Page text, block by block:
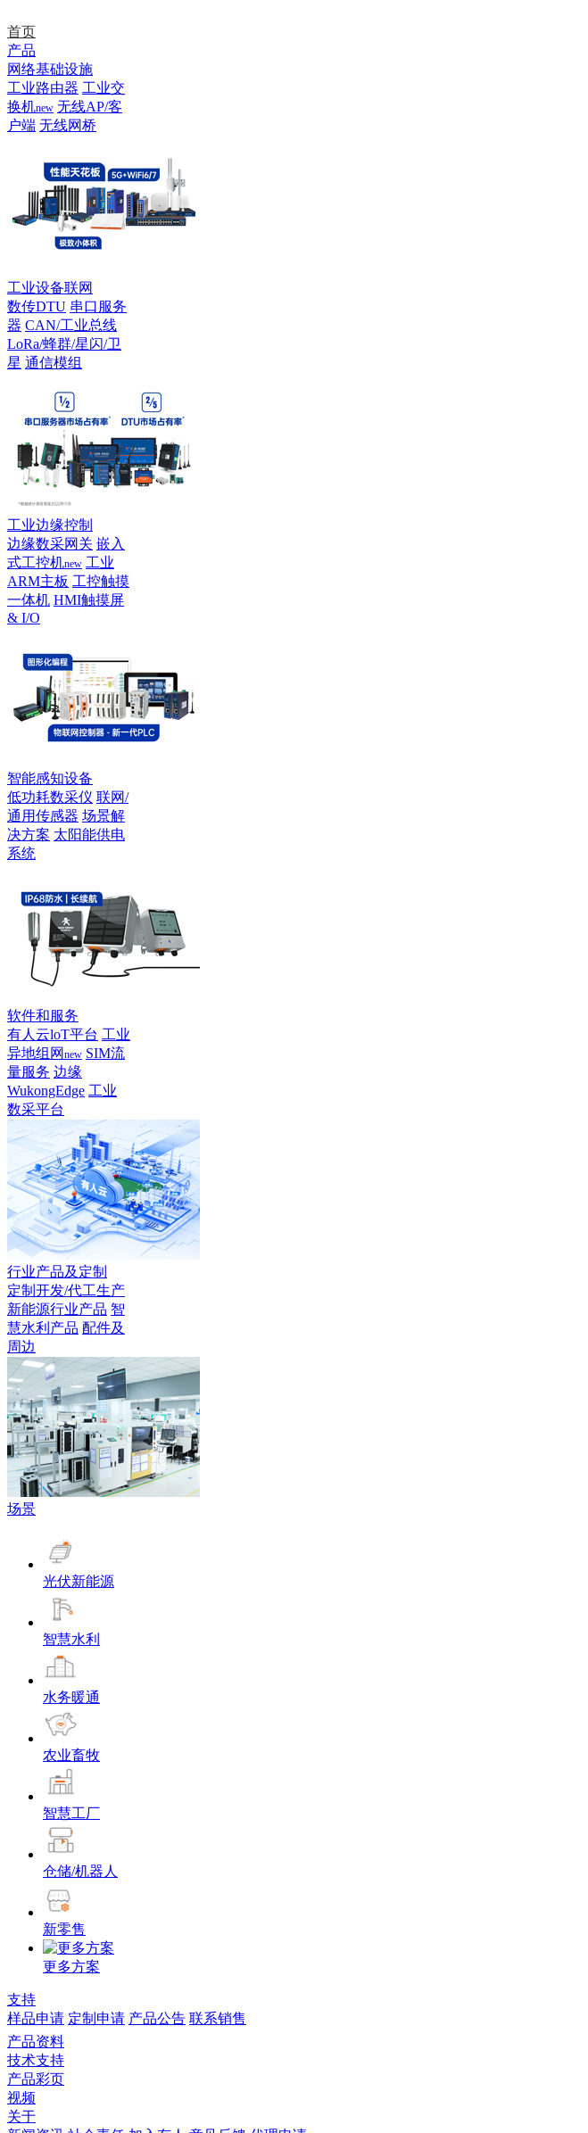
首页
产品
网络基础设施
工业路由器 工业交
换机new 无线AP/客
户端 无线网桥
工业设备联网
数传DTU 串口服务
器 CAN/工业总线
LoRa/蜂群/星闪/卫
星 通信模组
工业边缘控制
边缘数采网关 嵌入
式工控机new 工业
ARM主板 工控触摸
一体机 HMI触摸屏
& I/O
智能感知设备
低功耗数采仪 联网/
通用传感器 场景解
决方案 太阳能供电
系统
软件和服务
有人云loT平台 工业
异地组网 new SIM流
量服务 边缘
WukongEdge 工业
数采平台
行业产品及定制
定制开发/代工生产
新能源行业产品 智
慧水利产品 配件及
周边
场景
光伏新能源
智慧水利
水务暖通
农业畜牧
智慧工厂
仓储/机器人
新零售
更多方案
支持
样品申请 定制申请 产品公告 联系销售
产品资料
技术支持
产品彩页
视频
关于